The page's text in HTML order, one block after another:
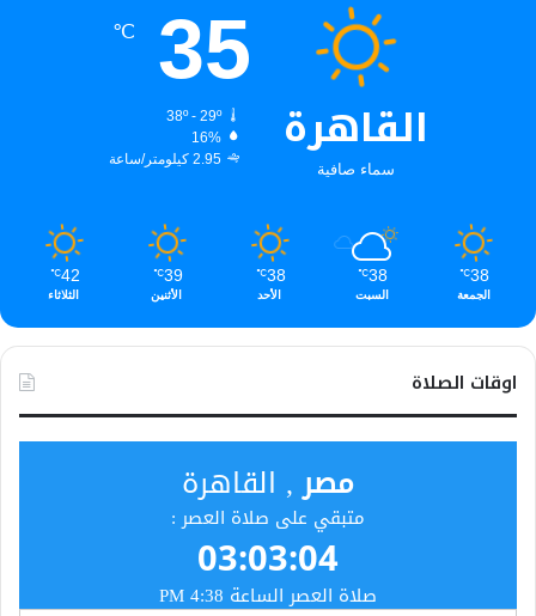
القاهرة
سماء صافية
35
℃
38º - 29º
16%
2.95 كيلومتر/ساعة
38
℃
الجمعة
38
℃
السبت
38
℃
الأحد
39
℃
الأثنين
42
℃
الثلاثاء
اوقات الصلاة